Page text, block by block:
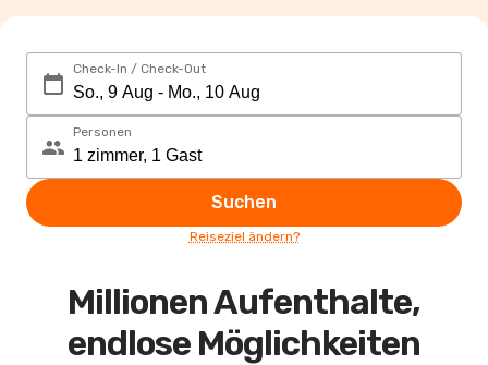
Check-In / Check-Out
Personen
Suchen
Reiseziel ändern?
Millionen Aufenthalte,
endlose Möglichkeiten